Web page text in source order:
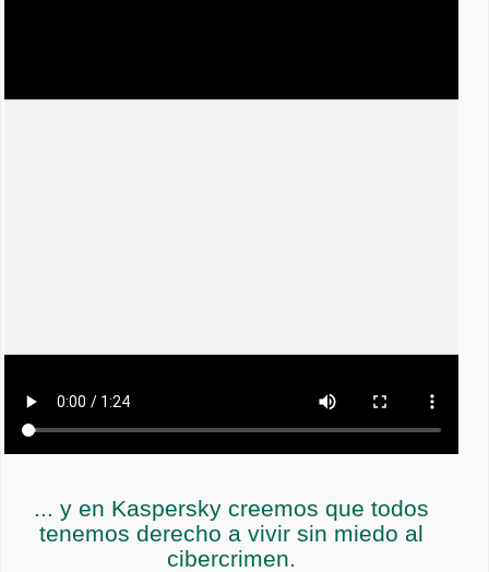
... y en Kaspersky creemos que todos
tenemos derecho a vivir sin miedo al
cibercrimen.